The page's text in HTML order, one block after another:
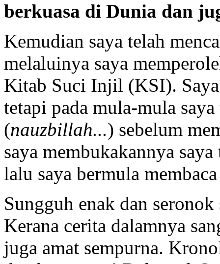
berkuasa di Dunia dan
Kemudian saya telah
melaluinya saya
Kitab Suci Injil (KSI).
tetapi pada mula-mula
(nauzbillah...) sebelum
saya membukakannya
lalu saya bermula
Sungguh enak dan
Kerana cerita dalamnya
juga amat sempurna.